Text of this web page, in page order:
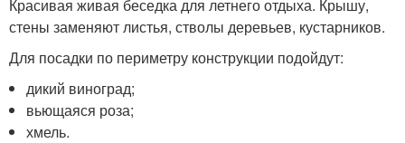
Красивая живая беседка для летнего отдыха. Крышу,
стены заменяют листья, стволы деревьев, кустарников.
Для посадки по периметру конструкции подойдут:
дикий виноград;
вьющаяся роза;
хмель.